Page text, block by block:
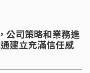
公司策略和業務進
建立充滿信任感